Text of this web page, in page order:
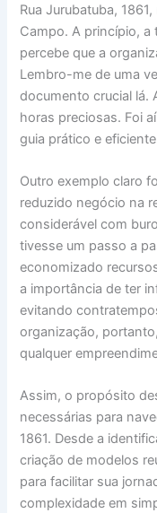
Rua Jurubatuba,
Campo. A princípio, a
percebe que a
Lembro-me de uma
documento crucial lá.
horas preciosas. Foi
guia prático e
Outro exemplo claro
reduzido negócio na
considerável com
tivesse um passo a
economizado
a importância de ter
evitando
organização,
qualquer
Assim, o propósito
necessárias para
1861. Desde a
criação de modelos
para facilitar sua
complexidade em